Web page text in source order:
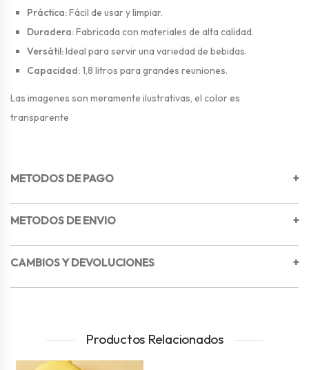
Práctica:Fácil de usar y limpiar.
Duradera:Fabricada con materiales de alta calidad.
Versátil:Ideal para servir una variedad de bebidas.
Capacidad:1,8 litros para grandes reuniones.
Las imagenes son meramente ilustrativas, el color es
transparente
METODOS DE PAGO +
METODOS DE ENVIO +
CAMBIOS Y DEVOLUCIONES +
Productos Relacionados